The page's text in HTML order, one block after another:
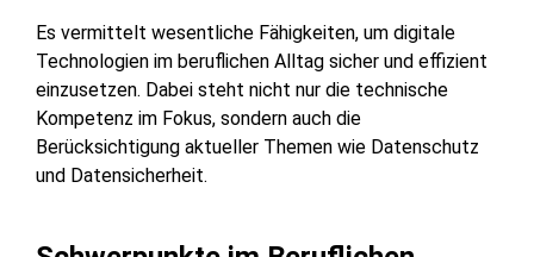
Es vermittelt wesentliche Fähigkeiten, um digitale
Technologien im beruflichen Alltag sicher und effizient
einzusetzen. Dabei steht nicht nur die technische
Kompetenz im Fokus, sondern auch die
Berücksichtigung aktueller Themen wie Datenschutz
und Datensicherheit.